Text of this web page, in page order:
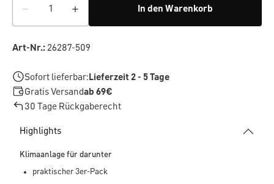
In den Warenkorb
Art-Nr.:26287-509
Sofort lieferbar:Lieferzeit 2 - 5 Tage
Gratis Versandab 69€
30 Tage Rückgaberecht
Highlights
Klimaanlage für darunter
praktischer 3er-Pack